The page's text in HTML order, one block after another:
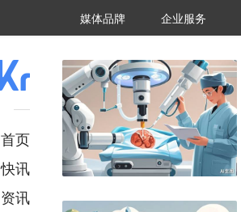
媒体品牌 36Kr研究院
企业服务
首页
快讯
资讯